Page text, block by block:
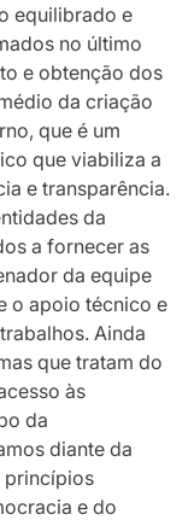
equilibrado e
no último
e obtenção dos
da criação
que é um
que viabiliza a
e transparência.
da
a fornecer as
da equipe
o apoio técnico e
Ainda
que tratam do
às
da
diante da
princípios
e do